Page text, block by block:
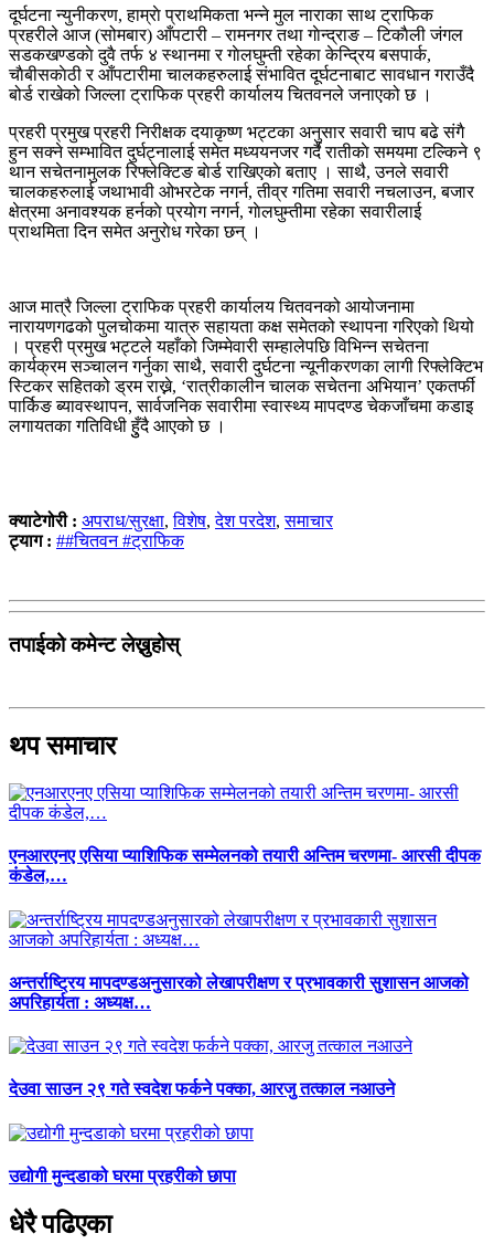
दूर्घटना न्युनीकरण, हाम्राे प्राथमिकता भन्ने मुल नाराका साथ ट्राफिक
प्रहरीले आज (सोमबार) आँपटारी – रामनगर तथा गाेन्द्राङ – टिकाैली जंगल
सडकखण्डकाे दुवै तर्फ ४ स्थानमा र गाेलघुम्ती रहेका केन्द्रिय बसपार्क,
चाैबीसकाेठी र आँपटारीमा चालकहरुलाई संभावित दूर्घटनाबाट सावधान गराउँदै
बोर्ड राखेको जिल्ला ट्राफिक प्रहरी कार्यालय चितवनले जनाएको छ ।
प्रहरी प्रमुख प्रहरी निरीक्षक दयाकृष्ण भट्टका अनुसार सवारी चाप बढे संगै
हुन सक्ने सम्भावित दुर्घट्नालाई समेत मध्ययनजर गर्दै रातीकाे समयमा टल्किने ९
थान सचेतनामुलक रिफ्लेक्टिङ बाेर्ड राखिएकाे बताए । साथै, उनले सवारी
चालकहरुलाई जथाभावी ओभरटेक नगर्न, तीव्र गतिमा सवारी नचलाउन, बजार
क्षेत्रमा अनावश्यक हर्नकाे प्रयाेग नगर्न, गाेलघुम्तीमा रहेका सवारीलाई
प्राथमिता दिन समेत अनुराेध गरेका छन् ।
आज मात्रै जिल्ला ट्राफिक प्रहरी कार्यालय चितवनको आयोजनामा
नारायणगढको पुलचोकमा यात्रु सहायता कक्ष समेतको स्थापना गरिएको थियो
। प्रहरी प्रमुख भट्टले यहाँको जिम्मेवारी सम्हालेपछि विभिन्न सचेतना
कार्यक्रम सञ्चालन गर्नुका साथै, सवारी दुर्घटना न्यूनीकरणका लागी रिफ्लेक्टिभ
स्टिकर सहितको ड्रम राख्ने, ‘रात्रीकालीन चालक सचेतना अभियान’ एकतर्फी
पार्किङ ब्यावस्थापन, सार्वजनिक सवारीमा स्वास्थ्य मापदण्ड चेकजाँचमा कडाइ
लगायतका गतिविधी हुुँदै आएको छ ।
क्याटेगोरी : अपराध/सुरक्षा,विशेष,देश परदेश,समाचार
ट्याग : ##चितवन #ट्राफिक
तपाईको कमेन्ट लेख्नुहोस्
थप समाचार
एनआरएनए एसिया प्याशिफिक सम्मेलनको तयारी अन्तिम चरणमा- आरसी दीपक
कंडेल,…
अन्तर्राष्ट्रिय मापदण्डअनुसारको लेखापरीक्षण र प्रभावकारी सुशासन आजको
अपरिहार्यता : अध्यक्ष…
देउवा साउन २९ गते स्वदेश फर्कने पक्का, आरजु तत्काल नआउने
उद्योगी मुन्दडाको घरमा प्रहरीको छापा
धेरै पढिएका